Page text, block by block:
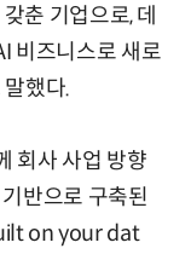
춘 기업으로, 데
비즈니스로 새로
했다.
회사 사업 방향
반으로 구축된
on your dat